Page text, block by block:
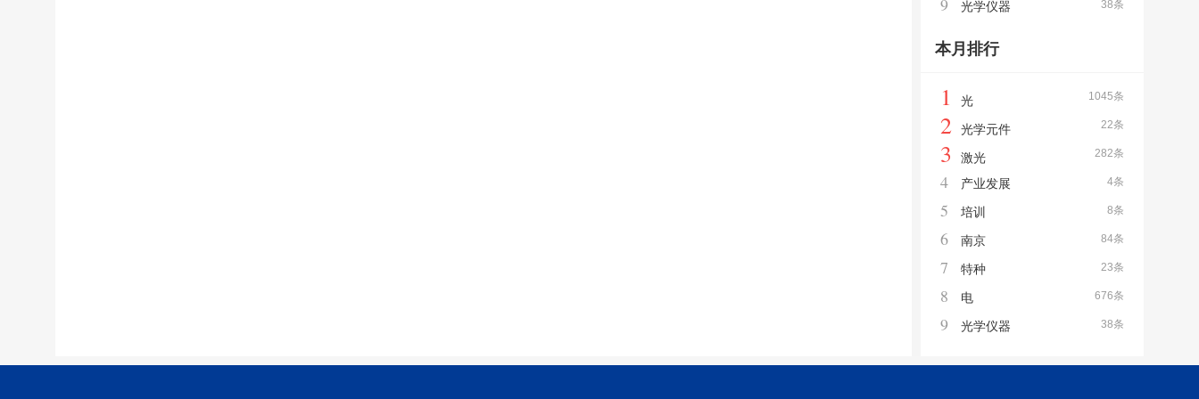
38条
9 光学仪器
本月排行
1045条
1 光
22条
2 光学元件
282条
3 激光
4条
4 产业发展
8条
5 培训
84条
6 南京
23条
7 特种
676条
8 电
38条
9 光学仪器